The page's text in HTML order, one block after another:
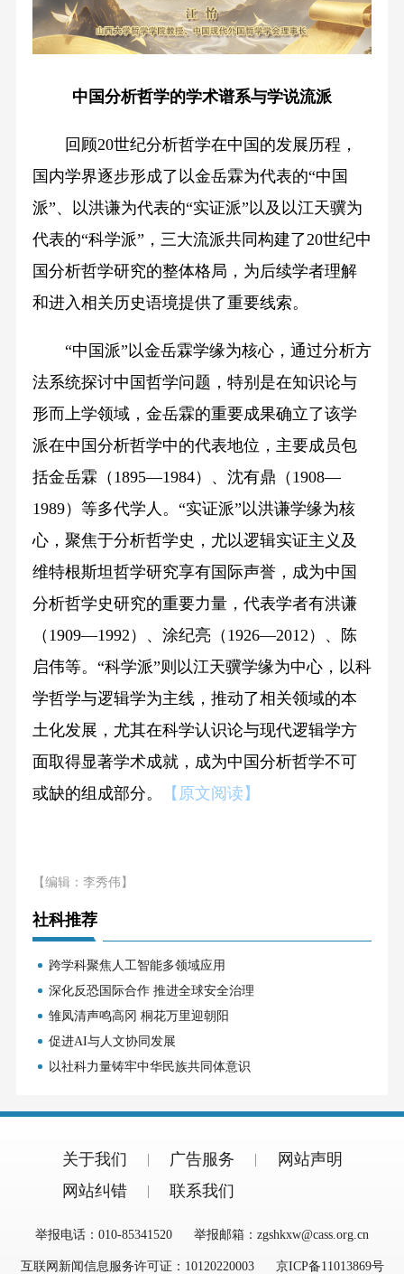
中国分析哲学的学术谱系与学说流派
回顾20世纪分析哲学在中国的发展历程，
国内学界逐步形成了以金岳霖为代表的“中国
派”、以洪谦为代表的“实证派”以及以江天骥为
代表的“科学派”，三大流派共同构建了20世纪中
国分析哲学研究的整体格局，为后续学者理解
和进入相关历史语境提供了重要线索。
“中国派”以金岳霖学缘为核心，通过分析方
法系统探讨中国哲学问题，特别是在知识论与
形而上学领域，金岳霖的重要成果确立了该学
派在中国分析哲学中的代表地位，主要成员包
括金岳霖（1895—1984）、沈有鼎（1908—
1989）等多代学人。“实证派”以洪谦学缘为核
心，聚焦于分析哲学史，尤以逻辑实证主义及
维特根斯坦哲学研究享有国际声誉，成为中国
分析哲学史研究的重要力量，代表学者有洪谦
（1909—1992）、涂纪亮（1926—2012）、陈
启伟等。“科学派”则以江天骥学缘为中心，以科
学哲学与逻辑学为主线，推动了相关领域的本
土化发展，尤其在科学认识论与现代逻辑学方
面取得显著学术成就，成为中国分析哲学不可
或缺的组成部分。
【原文阅读】
【编辑：李秀伟】
社科推荐
跨学科聚焦人工智能多领域应用
深化反恐国际合作 推进全球安全治理
雏凤清声鸣高冈 桐花万里迎朝阳
促进AI与人文协同发展
以社科力量铸牢中华民族共同体意识
关于我们 广告服务
网站声明
网站纠错
联系我们
举报电话：010-85341520 举报邮箱：zgshkxw@cass.org.cn
互联网新闻信息服务许可证：10120220003 京ICP备11013869号